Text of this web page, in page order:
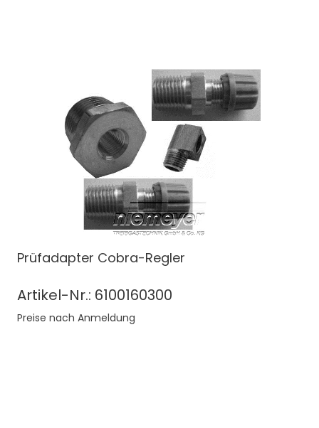
Prüfadapter Cobra-Regler
Artikel-Nr.: 6100160300
Preise nach Anmeldung